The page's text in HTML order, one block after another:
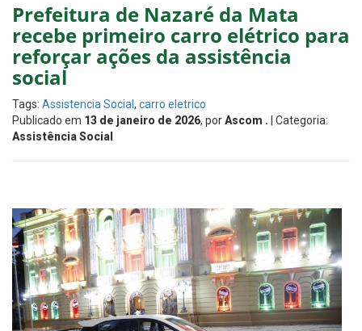
Prefeitura de Nazaré da Mata
recebe primeiro carro elétrico para
reforçar ações da assistência
social
Tags: Assistencia Social , carro eletrico
Publicado em 13 de janeiro de 2026, porAscom . | Categoria:
Assistência Social